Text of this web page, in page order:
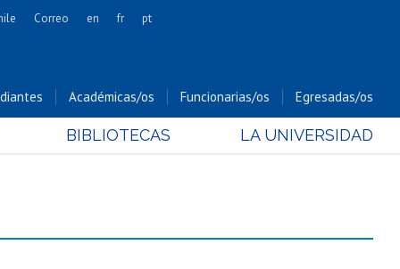
Cs. Forestales y Conservación
Cs. Sociales
Correo en fr pt
Académicas/os Funcionarias/os Egresadas/os
BIBLIOTECAS LA UNIVERSIDAD